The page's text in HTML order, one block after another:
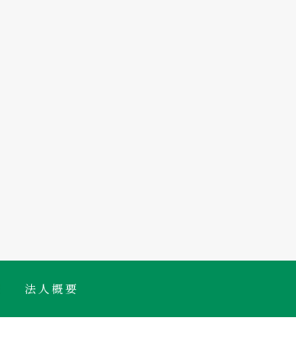
法人概要